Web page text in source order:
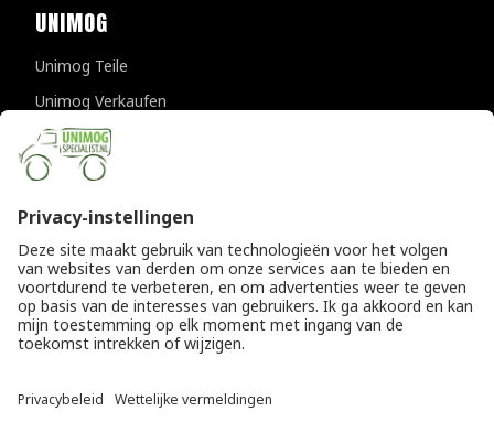
UNIMOG
Unimog Teile
Unimog Verkaufen
Unimog Wartung & Reparatur
Unimog Zubehör
Unimog APK-prufungen
KONTAKTDATEN
Provincialeweg 94-98
5334 JK Velddriel
Die Niederlande
+31 (0)418 632073